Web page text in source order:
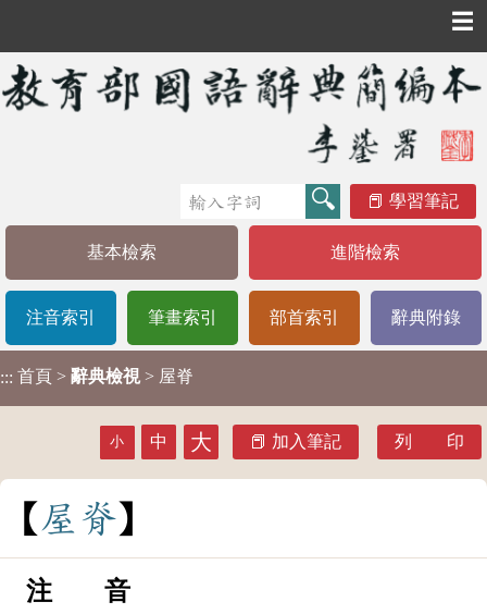
☰
學習筆記
基本檢索 進階檢索
注音索引 筆畫索引 部首索引 辭典附錄
::: 首頁 > 辭典檢視 > 屋脊
小 中 大 加入筆記 列 印
屋 脊
注 音